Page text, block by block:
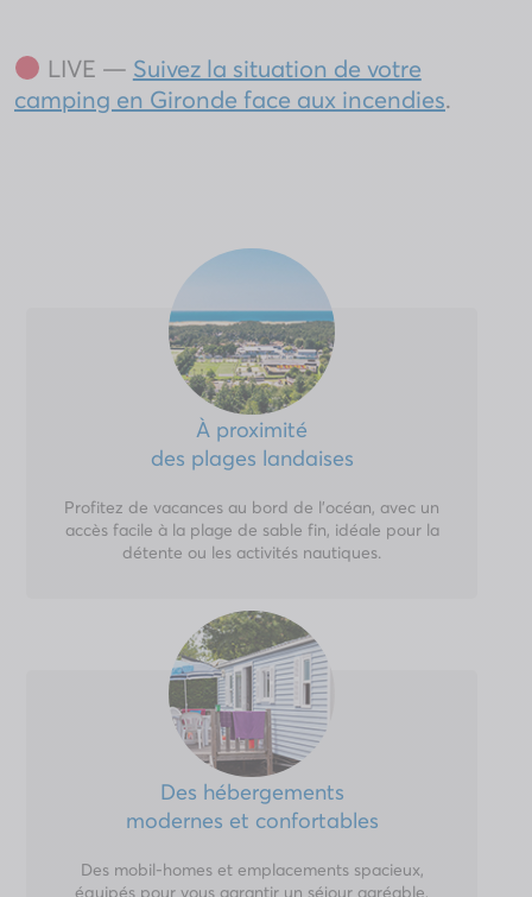
LIVE — Suivez la situation de votre
camping en Gironde face aux incendies.
À proximité
des plages landaises
Profitez de vacances au bord de l'océan, avec un
accès facile à la plage de sable fin, idéale pour la
détente ou les activités nautiques.
Des hébergements
modernes et confortables
Des mobil-homes et emplacements spacieux,
équipés pour vous garantir un séjour agréable,